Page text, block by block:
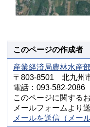
このページの作成者
産業経済局農林水産
〒803-8501 北九州
電話：093-582-
このページに関する
メールフォームより
メールを送信（メー